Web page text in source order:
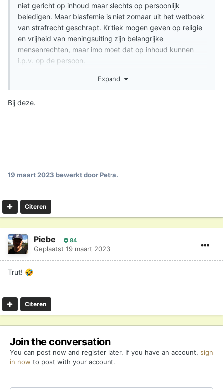
niet gericht op inhoud maar slechts op persoonlijk
beledigen. Maar blasfemie is niet zomaar uit het wetboek
van strafrecht geschrapt. Kritiek mogen geven op religie
en vrijheid van meningsuiting zijn belangrijke
mensenrechten, maar imo moet dat op inhoud kunnen
i.p.v. op de persoon.
Ik had bedacht om een -Ad Hominem
daar te verzamelen, zodat het inzichtelijker wordt hoe
Expand
Bij deze.
19 maart 2023 bewerkt door Petra.
Citeren
Piebe 84
Geplaatst 19 maart 2023
Trut! 🤣
Citeren
Join the conversation
You can post now and register later. If you have an account, sign
in now to post with your account.